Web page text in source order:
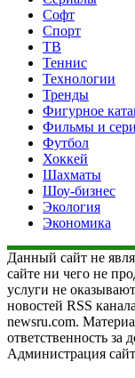
Софт
Спорт
ТВ
Теннис
Технологии
Тренды
Фигурное
Фильмы и
Футбол
Хоккей
Шахматы
Шоу-бизнес
Экология
Экономика
Данный сайт не
сайте ни чего не
услуги не
новостей RSS
newsru.com.
ответственность за
Администрация